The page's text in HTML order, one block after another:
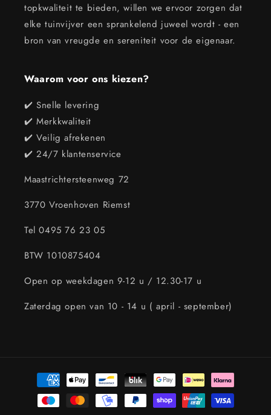
topkwaliteit te bieden, willen we ervoor zorgen dat
elke tuinvijver een sprankelend juweel wordt - een
bron van vreugde en sereniteit voor de eigenaar.
Waarom voor ons kiezen?
✔️ Snelle levering
✔️ Merkkwaliteit
✔️ Veilig afrekenen
✔️ 24/7 klantenservice
Maastrichtersteenweg 72
3770 Vroenhoven Riemst
Tel 0495 76 23 05
BTW 1010875404
Open op weekdagen 9-12 u / 12.30-17 u
Zaterdag open van 10 - 14 u ( april - september)
Betaalmethoden